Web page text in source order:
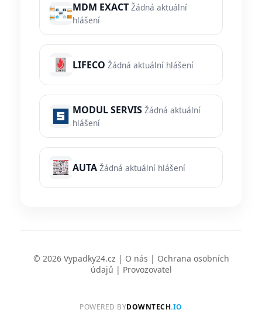
MDM EXACT Žádná aktuální
hlášení
LIFECO Žádná aktuální hlášení
MODUL SERVIS Žádná aktuální
hlášení
AUTA Žádná aktuální hlášení
© 2026 Vypadky24.cz | O nás | Ochrana osobních
údajů | Provozovatel
POWERED BYDOWNTECH.IO